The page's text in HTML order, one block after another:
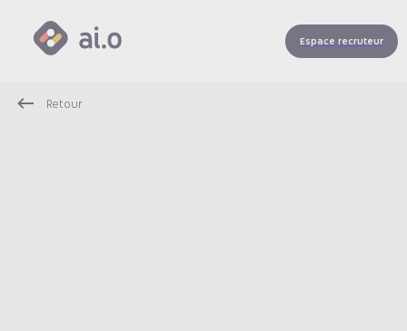
Espace recruteur
Retour